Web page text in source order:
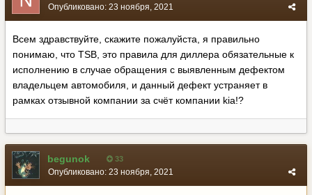
Опубликовано: 23 ноября, 2021
Всем здравствуйте, скажите пожалуйста, я правильно
понимаю, что TSB, это правила для диллера обязательные к
исполнению в случае обращения с выявленным дефектом
владельцем автомобиля, и данный дефект устраняет в
рамках отзывной компании за счёт компании kia!?
begunok 33
Опубликовано: 23 ноября, 2021